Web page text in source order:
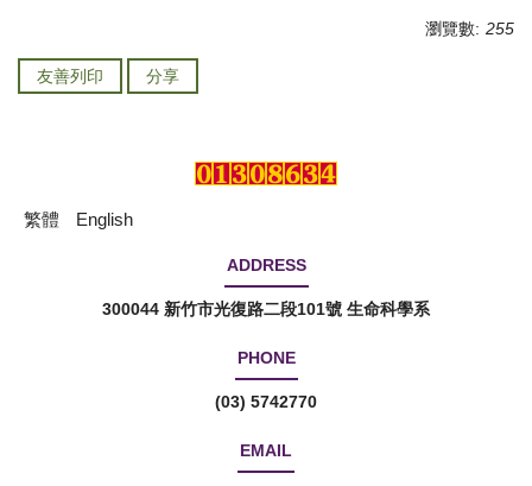
瀏覽數: 255
友善列印 分享
繁體 English
ADDRESS
300044 新竹市光復路二段101號 生命科學系
PHONE
(03) 5742770
EMAIL